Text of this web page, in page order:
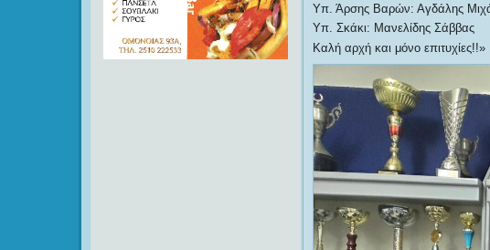
Υπ. Άρσης Βαρών: Αγδάλης
Υπ. Σκάκι: Μανελίδης Σάββας
Καλή αρχή και μόνο επιτυχίες!!»